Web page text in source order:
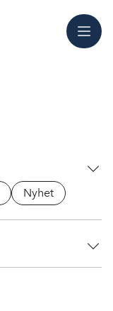
Meny
Nyhet